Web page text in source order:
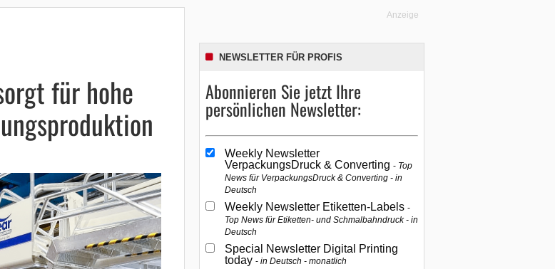
für hohe
Anzeige
NEWSLETTER FÜR PROFIS
Abonnieren Sie jetzt Ihre
persönlichen Newsletter:
Weekly Newsletter
VerpackungsDruck & Converting Top
News für VerpackungsDruck & Converting - in
Deutsch
Weekly Newsletter Etiketten-Labels
Top News für Etiketten- und Schmalbahndruck - in
Deutsch
Special Newsletter Digital Printing
today in Deutsch - monatlich